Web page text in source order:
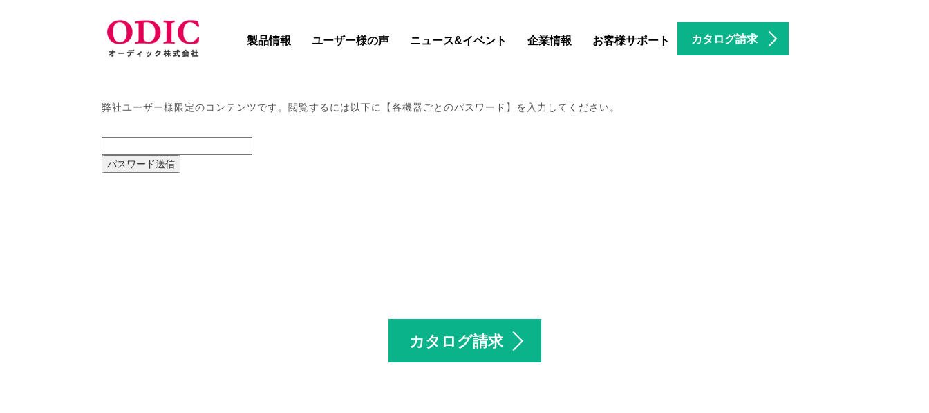
製品情報 ユーザー様の声 ニュース&イベント 企業情報 お客様サポート カタログ請求
弊社ユーザー様限定のコンテンツです。閲覧するには以下に【各機器ごとのパスワード】を入力してください。
カタログ請求